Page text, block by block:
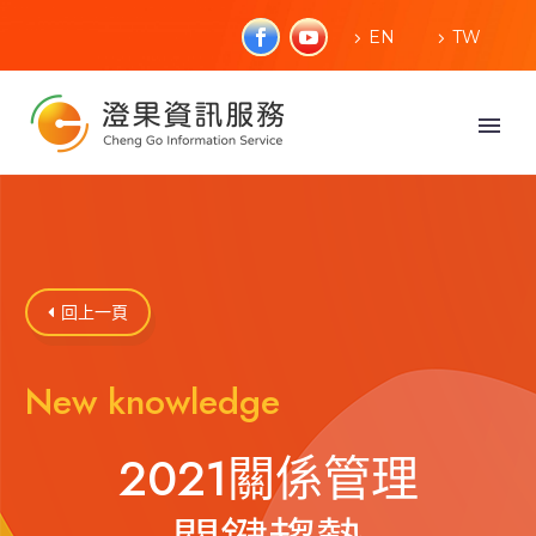
EN TW
 回上一頁
New knowledge
2021關係管理